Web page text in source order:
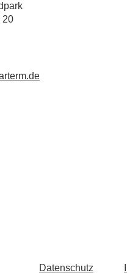
20
Datenschutz